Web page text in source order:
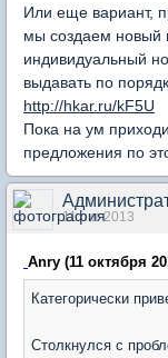
Или еще вариант,
мы создаем новый
индивидуальный
выдавать по
http://hkar.ru/kF5U
Пока на ум
предложения по
11 окт 2013
Anry (11 октября
Категорически
Столкнулся с